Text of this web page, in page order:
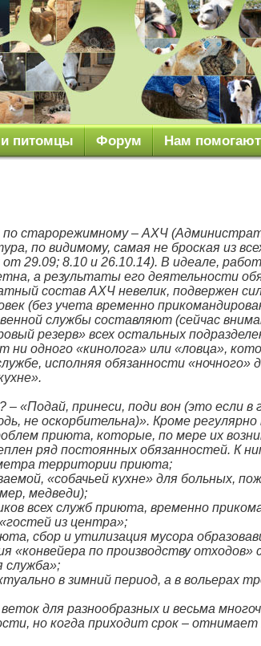
питомцы Форум Нам помогают
по старорежимному – АХЧ
по видимому, самая не броская из
29.09; 8.10 и 26.10.14). В идеале,
а результаты его деятельности
состав АХЧ невелик, подвержен
(без учета временно
службы составляют (сейчас
резерв» всех остальных
ни одного «кинолога» или «ловца»,
исполняя обязанности «ночного»
«Подай, принеси, поди вон (это если в
не оскорбительна)». Кроме
приюта, которые, по мере их
ряд постоянных обязанностей. К
территории приюта;
«собачьей кухне» для больных,
медведи);
всех служб приюта, временно
из центра»;
сбор и утилизация мусора
«конвейера по производству
служба»;
в зимний период, а в вольерах
для разнообразных и весьма
но когда приходит срок – отнимает